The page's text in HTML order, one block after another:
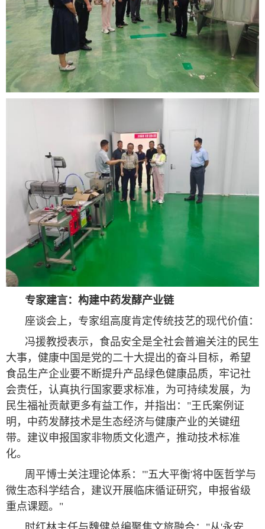
专家建言：构建中药发酵产业链
座谈会上，专家组高度肯定传统技艺的现代价值：
冯援教授表示，食品安全是全社会普遍关注的民生
大事，健康中国是党的二十大提出的奋斗目标，希望
食品生产企业要不断提升产品绿色健康品质，牢记社
会责任，认真执行国家要求标准，为可持续发展，为
民生福祉贡献更多有益工作，并指出："王氏案例证
明，中药发酵技术是生态经济与健康产业的关键纽
带。建议申报国家非物质文化遗产，推动技术标准
化。
周平博士关注理论体系："'五大平衡'将中医哲学与
微生态科学结合，建议开展临床循证研究，申报省级
重点课题。"